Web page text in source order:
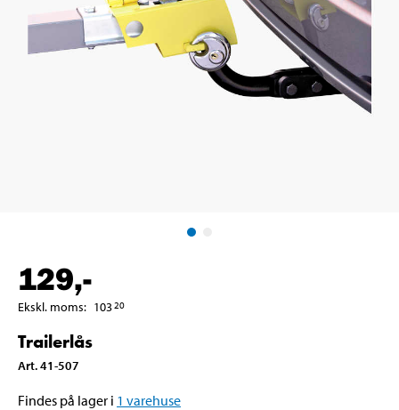
129,-
Ekskl. moms: 10320
Trailerlås
Art.41-507
Findes på lager i 1 varehuse